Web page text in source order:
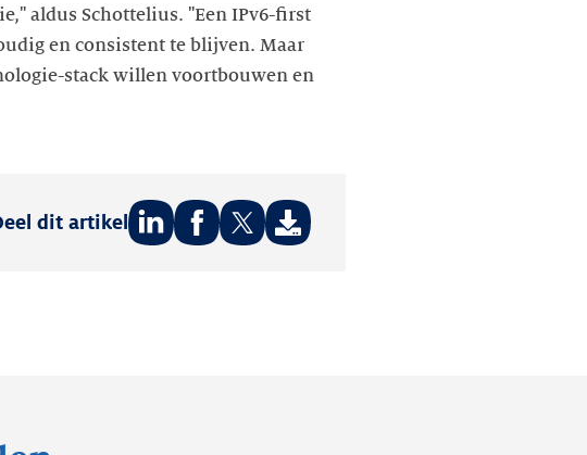
aldus Schottelius. "Een IPv6-first
en consistent te blijven. Maar
stack willen voortbouwen en
dit artikel